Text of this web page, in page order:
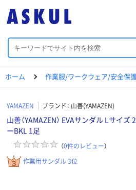
ホーム 作業服/ワークウェア/安全保
YAMAZEN ブランド： 山善(YAMAZEN)
山善（YAMAZEN） EVAサンダル Lサイ
ーBKL 1足
（0件のレビュー）
作業用サンダル 3位